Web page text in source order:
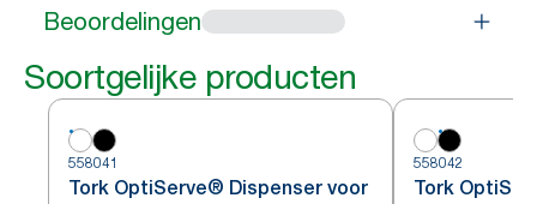
Beoordelingen
Soortgelijke producten
558041
Tork OptiServe® Dispenser voor
558042
Tork